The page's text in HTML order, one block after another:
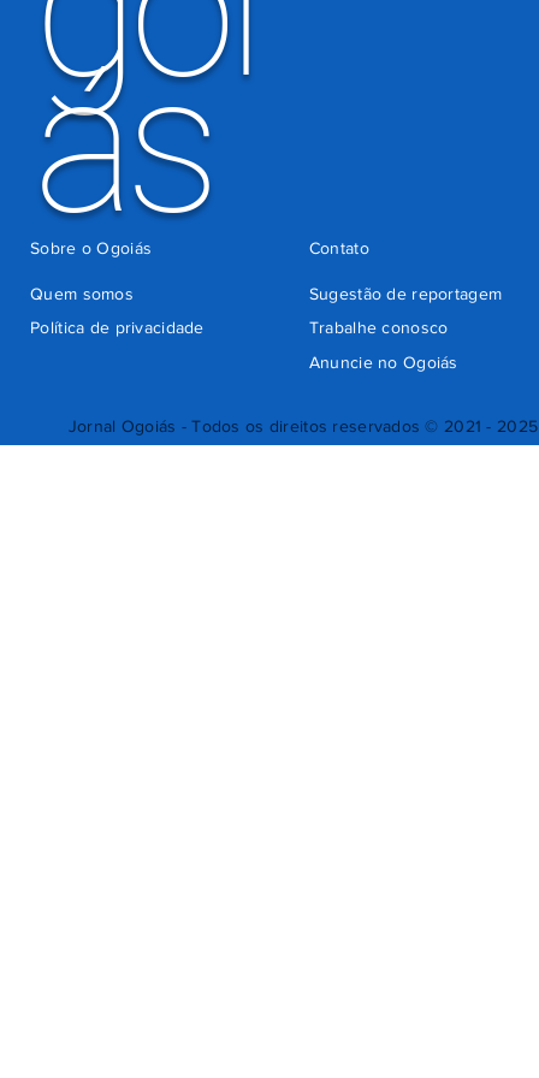
Jornal Ogoiás - Todos os direitos reservados © 2021 - 2025
ás
Quem somos
Sugestão de reportagem
Trabalhe conosco
Política de privacidade
Anuncie no Ogoiás
Contato
Sobre o Ogoiás